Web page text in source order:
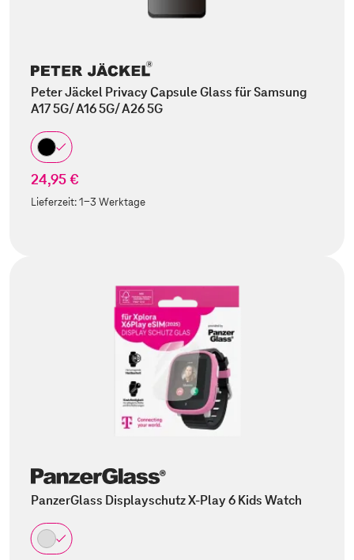
Peter Jäckel Privacy Capsule Glass für Samsung
A17 5G/ A16 5G/ A26 5G
24,95 €
Lieferzeit:1-3 Werktage
PanzerGlass Displayschutz X-Play 6 Kids Watch